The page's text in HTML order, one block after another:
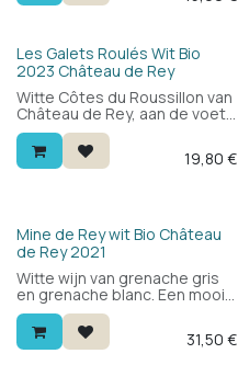
Vroeger bekend als "Grand
Vin".
Bio
Les Galets Roulés Wit Bio
2023 Château de Rey
Witte Côtes du Roussillon van
Château de Rey, aan de voet
van de Pyreneeën. Blend van
roussanne en grenache blanc
op kiezelrijke bodems: fris en
vlees.
19,80 €
Bio
Mine de Rey wit Bio Château
de Rey 2021
Witte wijn van grenache gris
en grenache blanc. Een mooie
balans, complex, fris en
sappig. Drink hem bij gegrilde
vis, kreeft, harde kazen en31,50 €